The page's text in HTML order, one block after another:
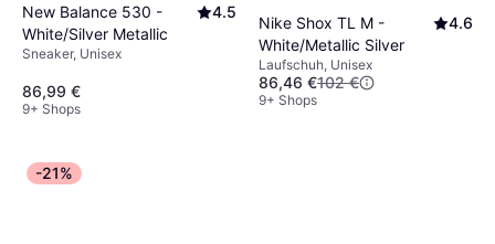
New Balance 530 -
White/Silver Metallic
4.5
Sneaker, Unisex
86,99 €
9+ Shops
Nike Shox TL M -
White/Metallic Silver
4.6
Laufschuh, Unisex
86,46 €102 €
9+ Shops
-21%